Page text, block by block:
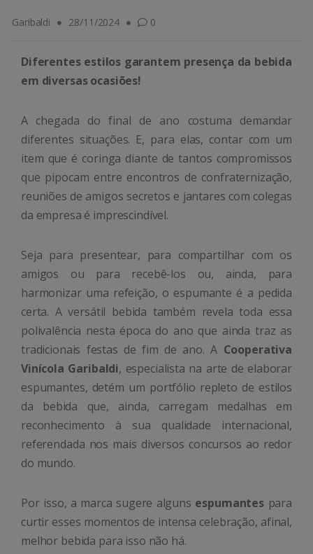
Garibaldi 28/11/2024 0
Diferentes estilos garantem presença da bebida
em diversas ocasiões!
A chegada do final de ano costuma demandar
diferentes situações. E, para elas, contar com um
item que é coringa diante de tantos compromissos
que pipocam entre encontros de confraternização,
reuniões de amigos secretos e jantares com colegas
da empresa é imprescindível.
Seja para presentear, para compartilhar com os
amigos ou para recebê-los ou, ainda, para
harmonizar uma refeição, o espumante é a pedida
certa. A versátil bebida também revela toda essa
polivalência nesta época do ano que ainda traz as
tradicionais festas de fim de ano. A Cooperativa
Vinícola Garibaldi, especialista na arte de elaborar
espumantes, detém um portfólio repleto de estilos
da bebida que, ainda, carregam medalhas em
reconhecimento à sua qualidade internacional,
referendada nos mais diversos concursos ao redor
do mundo.
Por isso, a marca sugere alguns espumantes para
curtir esses momentos de intensa celebração, afinal,
melhor bebida para isso não há.